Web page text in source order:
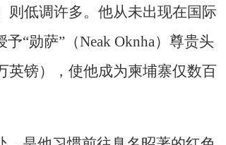
则低调许多。他从未出现在国际
“勋萨”（Neak Oknha）尊贵头
镑），使他成为柬埔寨仅数百